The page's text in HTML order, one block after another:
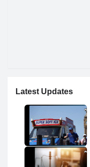
Latest Updates